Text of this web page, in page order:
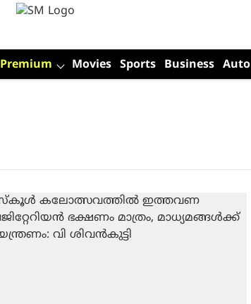
Premium Movies Sports Business Auto